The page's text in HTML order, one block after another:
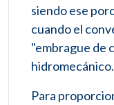
siendo ese
cuando el
"embrague de
hidromecánico.
Para